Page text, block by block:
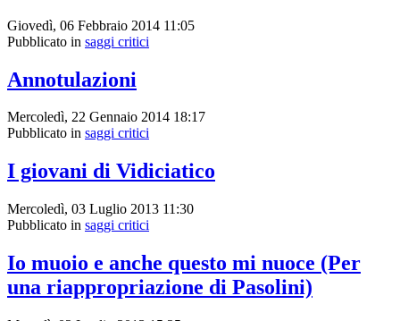
Giovedì, 06 Febbraio 2014 11:05
Pubblicato in saggi critici
Annotulazioni
Mercoledì, 22 Gennaio 2014 18:17
Pubblicato in saggi critici
I giovani di Vidiciatico
Mercoledì, 03 Luglio 2013 11:30
Pubblicato in saggi critici
Io muoio e anche questo mi nuoce (Per
una riappropriazione di Pasolini)